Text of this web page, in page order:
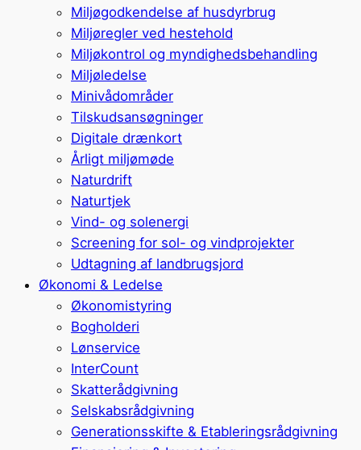
Miljøgodkendelse af husdyrbrug
Miljøregler ved hestehold
Miljøkontrol og myndighedsbehandling
Miljøledelse
Minivådområder
Tilskudsansøgninger
Digitale drænkort
Årligt miljømøde
Naturdrift
Naturtjek
Vind- og solenergi
Screening for sol- og vindprojekter
Udtagning af landbrugsjord
Økonomi & Ledelse
Økonomistyring
Bogholderi
Lønservice
InterCount
Skatterådgivning
Selskabsrådgivning
Generationsskifte & Etableringsrådgivning